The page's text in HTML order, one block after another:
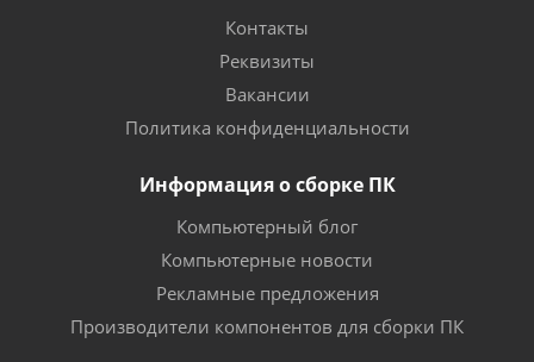
Контакты
Реквизиты
Вакансии
Политика конфиденциальности
Информация о сборке ПК
Компьютерный блог
Компьютерные новости
Рекламные предложения
Производители компонентов для сборки ПК